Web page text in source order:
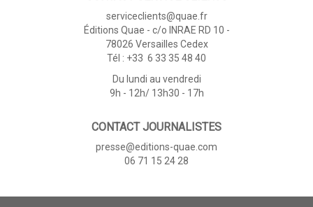
serviceclients@quae.fr
Éditions Quae - c/o INRAE RD 10 -
78026 Versailles Cedex
Tél : +33 6 33 35 48 40
Du lundi au vendredi
9h - 12h/ 13h30 - 17h
CONTACT JOURNALISTES
presse@editions-quae.com
06 71 15 24 28